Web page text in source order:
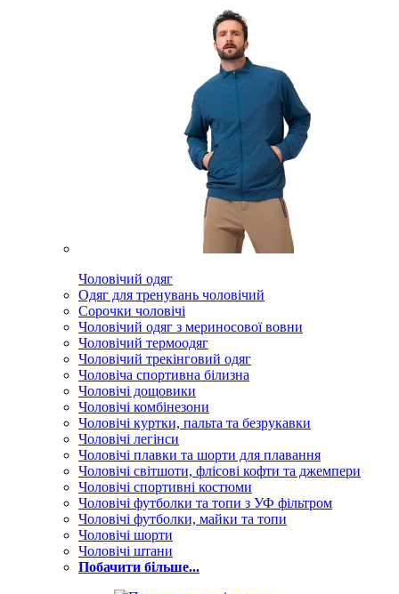
Чоловічий одяг
Одяг для тренувань чоловічий
Сорочки чоловічі
Чоловічий одяг з мериносової вовни
Чоловічий термоодяг
Чоловічий трекінговий одяг
Чоловіча спортивна білизна
Чоловічі дощовики
Чоловічі комбінезони
Чоловічі куртки, пальта та безрукавки
Чоловічі легінси
Чоловічі плавки та шорти для плавання
Чоловічі світшоти, флісові кофти та джемпери
Чоловічі спортивні костюми
Чоловічі футболки та топи з УФ фільтром
Чоловічі футболки, майки та топи
Чоловічі шорти
Чоловічі штани
Побачити більше...